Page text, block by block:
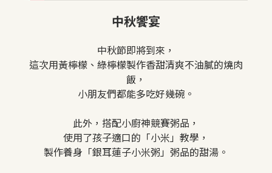
中秋饗宴
中秋節即將到來，
這次用黃檸檬、綠檸檬製作香甜清爽不油膩的燒肉
飯，
小朋友們都能多吃好幾碗。
此外，搭配小廚神競賽粥品，
使用了孩子適口的「小米」教學，
製作養身「銀耳蓮子小米粥」粥品的甜湯。